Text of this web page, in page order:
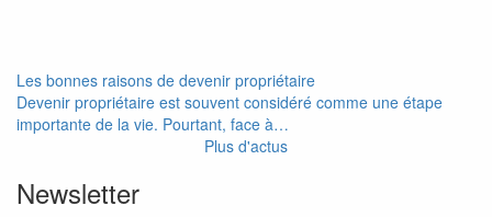
Les bonnes raisons de devenir propriétaire
Devenir propriétaire est souvent considéré comme une étape
importante de la vie. Pourtant, face à…
Plus d'actus
Newsletter